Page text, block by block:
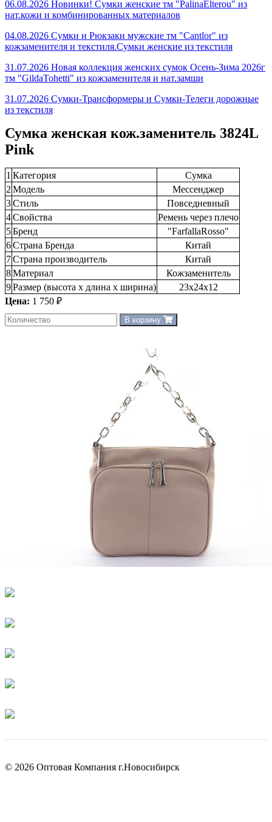
06.08.2026 Новинки! Сумки женские тм "PalinaElterou" из
нат.кожи и комбинированных материалов
04.08.2026 Сумки и Рюкзаки мужские тм "Cantlor" из
кожзаменителя и текстиля.Сумки женские из текстиля
31.07.2026 Новая коллекция женских сумок Осень-Зима 2026г
тм "GildaTohetti" из кожзаменителя и нат.замши
31.07.2026 Сумки-Трансформеры и Сумки-Телеги дорожные
из текстиля
Сумка женская кож.заменитель 3824L
Pink
1 Категория
Сумка
2 Модель
Мессенджер
3Стиль
Повседневный
4Свойства
Ремень через плечо
5Бренд
"FarfallaRosso"
6Страна Бренда
Китай
7Страна производитель
Китай
8Материал
Кожзаменитель
9Размер (высота х длина х ширина)
23х24х12
Цена: 1 750 ₽
В корзину
© 2026 Оптовая Компания г.Новосибирск